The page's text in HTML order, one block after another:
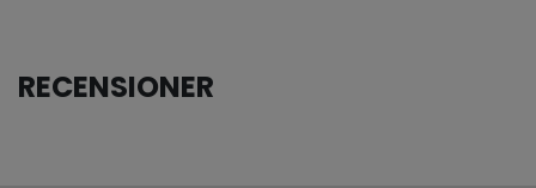
RECENSIONER